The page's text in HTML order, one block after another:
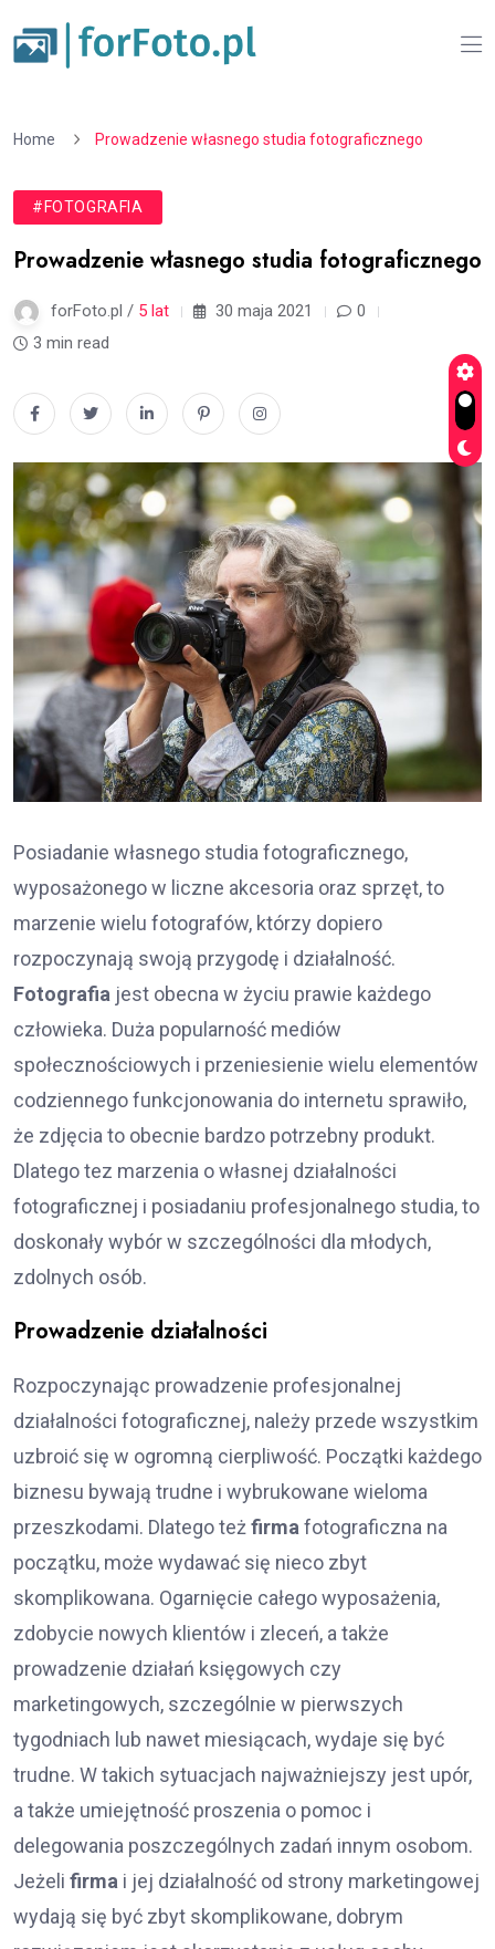
Home Prowadzenie własnego studia fotograficznego
#FOTOGRAFIA
Prowadzenie własnego studia fotograficznego
forFoto.pl / 5 lat 30 maja 2021
0
3 min read
Posiadanie własnego studia fotograficznego,
wyposażonego w liczne akcesoria oraz sprzęt, to
marzenie wielu fotografów, którzy dopiero
rozpoczynają swoją przygodę i działalność.
Fotografia jest obecna w życiu prawie każdego
człowieka. Duża popularność mediów
społecznościowych i przeniesienie wielu elementów
codziennego funkcjonowania do internetu sprawiło,
że zdjęcia to obecnie bardzo potrzebny produkt.
Dlatego tez marzenia o własnej działalności
fotograficznej i posiadaniu profesjonalnego studia, to
doskonały wybór w szczególności dla młodych,
zdolnych osób.
Prowadzenie działalności
Rozpoczynając prowadzenie profesjonalnej
działalności fotograficznej, należy przede wszystkim
uzbroić się w ogromną cierpliwość. Początki każdego
biznesu bywają trudne i wybrukowane wieloma
przeszkodami. Dlatego też firma fotograficzna na
początku, może wydawać się nieco zbyt
skomplikowana. Ogarnięcie całego wyposażenia,
zdobycie nowych klientów i zleceń, a także
prowadzenie działań księgowych czy
marketingowych, szczególnie w pierwszych
tygodniach lub nawet miesiącach, wydaje się być
trudne. W takich sytuacjach najważniejszy jest upór,
a także umiejętność proszenia o pomoc i
delegowania poszczególnych zadań innym osobom.
Jeżeli firma i jej działalność od strony marketingowej
wydają się być zbyt skomplikowane, dobrym